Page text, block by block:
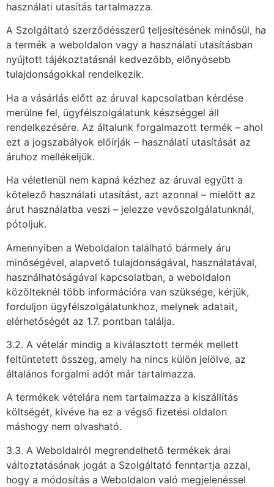
használati utasítás tartalmazza.
A Szolgáltató szerződésszerű teljesítésének minősül, ha
a termék a weboldalon vagy a használati utasításban
nyújtott tájékoztatásnál kedvezőbb, előnyösebb
tulajdonságokkal rendelkezik.
Ha a vásárlás előtt az áruval kapcsolatban kérdése
merülne fel, ügyfélszolgálatunk készséggel áll
rendelkezésére. Az általunk forgalmazott termék – ahol
ezt a jogszabályok előírják – használati utasítását az
áruhoz mellékeljük.
Ha véletlenül nem kapná kézhez az áruval együtt a
kötelező használati utasítást, azt azonnal – mielőtt az
árut használatba veszi – jelezze vevőszolgálatunknál,
pótoljuk.
Amennyiben a Weboldalon található bármely áru
minőségével, alapvető tulajdonságával, használatával,
használhatóságával kapcsolatban, a weboldalon
közölteknél több információra van szüksége, kérjük,
forduljon ügyfélszolgálatunkhoz, melynek adatait,
elérhetőségét az 1.7. pontban találja.
3.2. A vételár mindig a kiválasztott termék mellett
feltüntetett összeg, amely ha nincs külön jelölve, az
általános forgalmi adót már tartalmazza.
A termékek vételára nem tartalmazza a kiszállítás
költségét, kivéve ha ez a végső fizetési oldalon
máshogy nem olvasható.
3.3. A Weboldalról megrendelhető termékek árai
változtatásának jogát a Szolgáltató fenntartja azzal,
hogy a módosítás a Weboldalon való megjelenéssel